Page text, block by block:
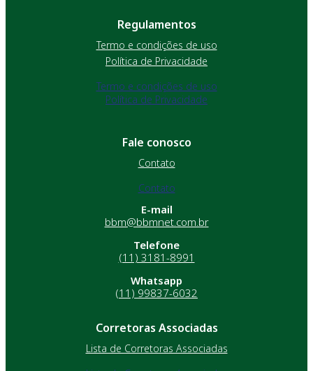
Regulamentos
Termo e condições de uso
Política de Privacidade
Termo e condições de uso
Política de Privacidade
Fale conosco
Contato
Contato
E-mail
bbm@bbmnet.com.br
Telefone
(11) 3181-8991
Whatsapp
(11) 99837-6032
Corretoras Associadas
Lista de Corretoras Associadas